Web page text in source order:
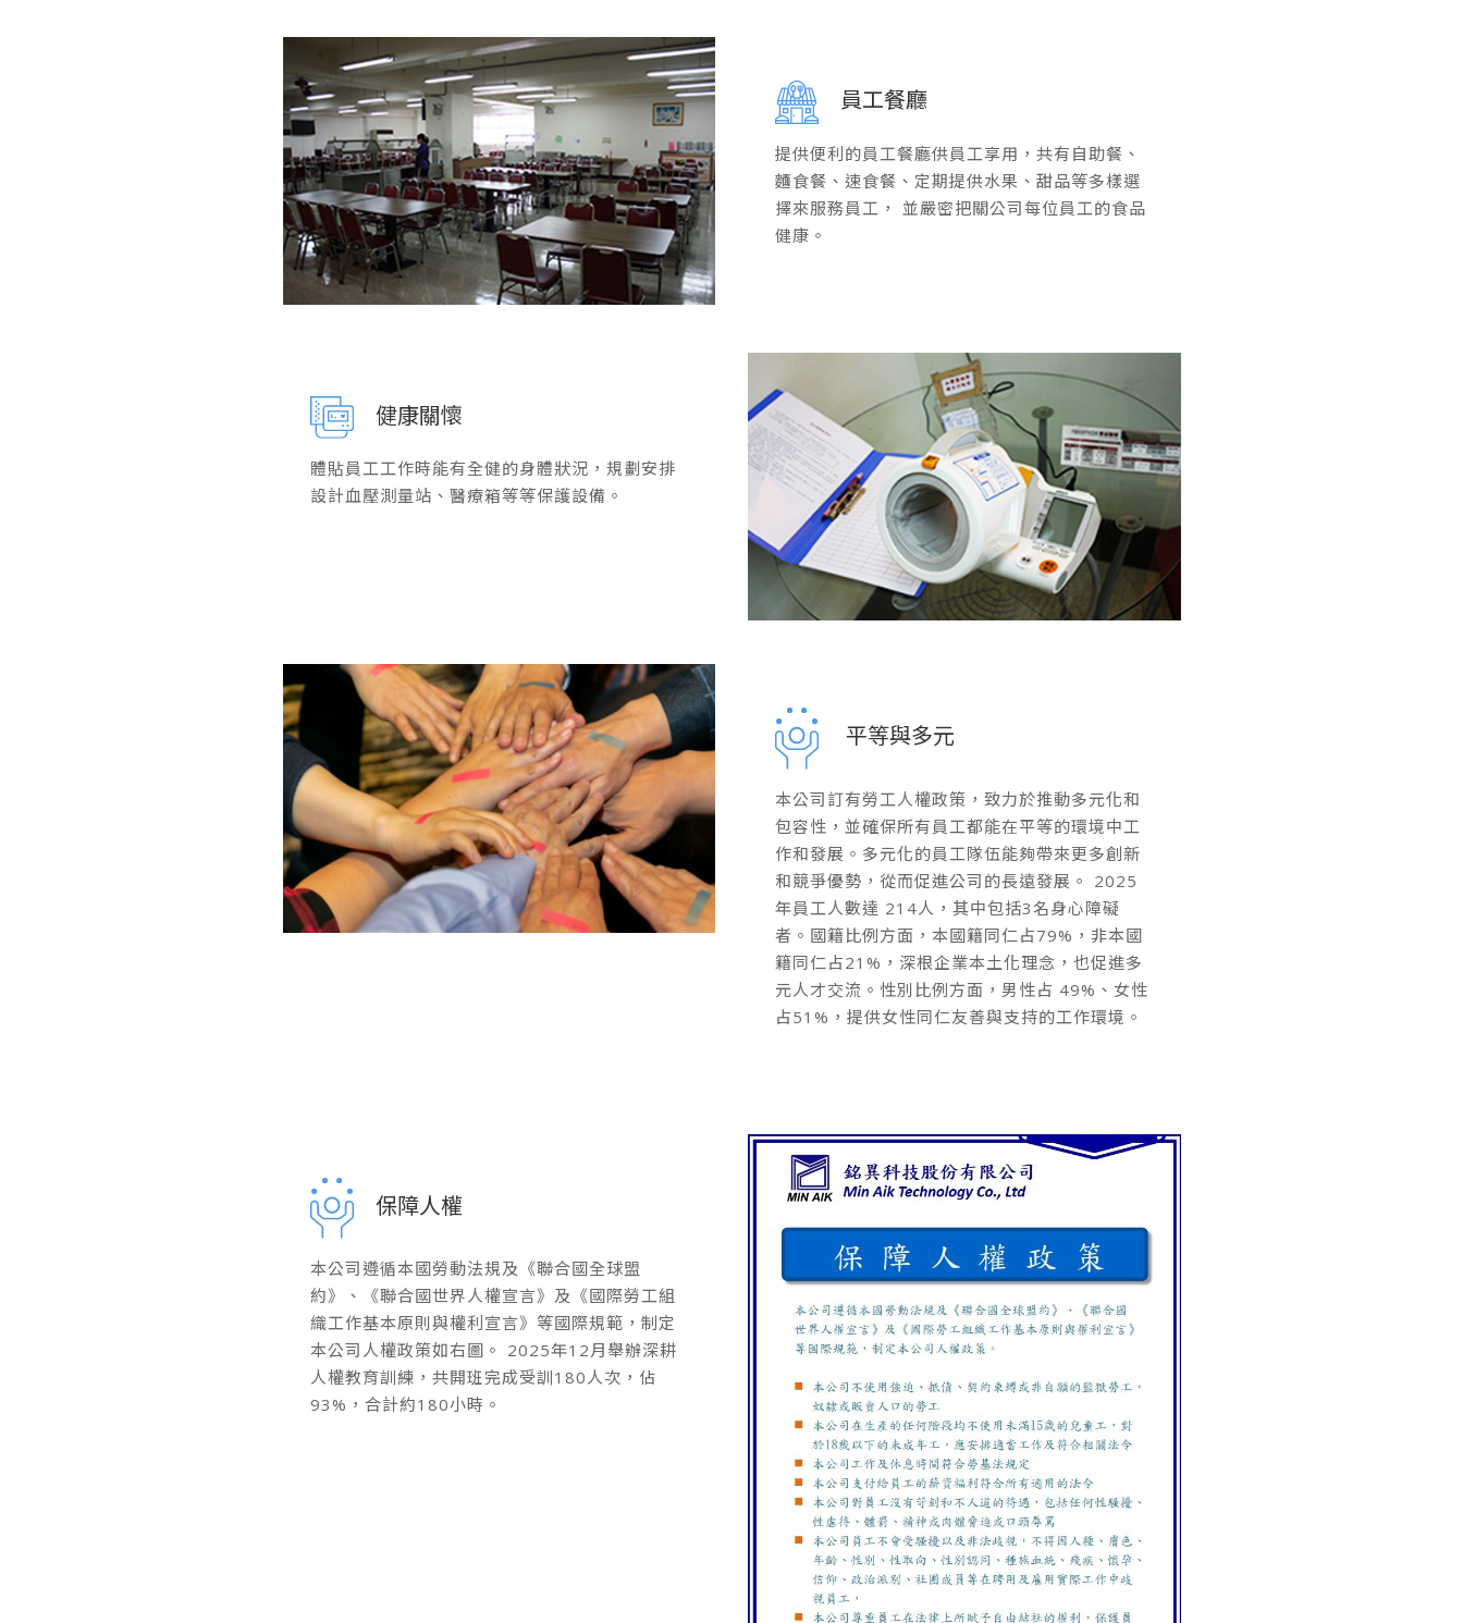
員工餐廳
提供便利的員工餐廳供員工享用，共有自助餐、
麵食餐、速食餐、定期提供水果、甜品等多樣選
擇來服務員工， 並嚴密把關公司每位員工的食品
健康。
健康關懷
體貼員工工作時能有全健的身體狀況，規劃安排
設計血壓測量站、醫療箱等等保護設備。
平等與多元
本公司訂有勞工人權政策，致力於推動多元化和
包容性，並確保所有員工都能在平等的環境中工
作和發展。多元化的員工隊伍能夠帶來更多創新
和競爭優勢，從而促進公司的長遠發展。 2025
年員工人數達 214人，其中包括3名身心障礙
者。國籍比例方面，本國籍同仁占79%，非本國
籍同仁占21%，深根企業本土化理念，也促進多
元人才交流。性別比例方面，男性占 49%、女性
占51%，提供女性同仁友善與支持的工作環境。
保障人權
本公司遵循本國勞動法規及《聯合國全球盟
約》、《聯合國世界人權宣言》及《國際勞工組
織工作基本原則與權利宣言》等國際規範，制定
本公司人權政策如右圖。 2025年12月舉辦深耕
人權教育訓練，共開班完成受訓180人次，佔
93%，合計約180小時。